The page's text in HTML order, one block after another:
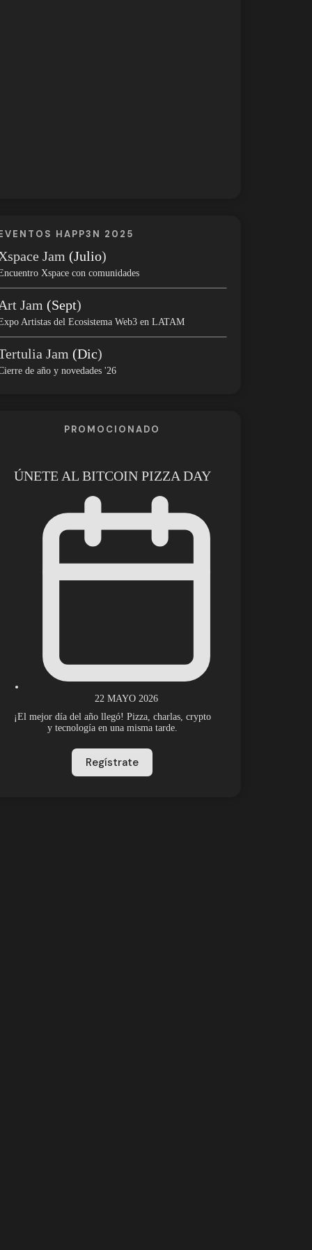
HAPP3N 2025
Jam (Julio)
Xspace con comunidades
Jam (Sept)
Artistas del Ecosistema Web3 en LATAM
Jam (Dic)
de año y novedades '26
PROMOCIONADO
ÚNETE AL BITCOIN PIZZA DAY
22 MAYO 2026
¡El mejor día del año llegó! Pizza, charlas, crypto
y tecnología en una misma tarde.
Regístrate